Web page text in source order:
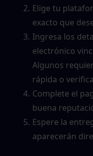
Elige tu
exacto que
Ingresa los
electrónico
Algunos
rápida o
Complete el
buena
Espere la
aparecerán